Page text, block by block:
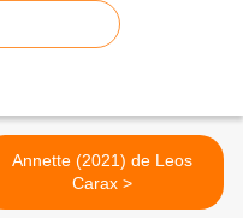
Annette (2021) de Leos
Carax >